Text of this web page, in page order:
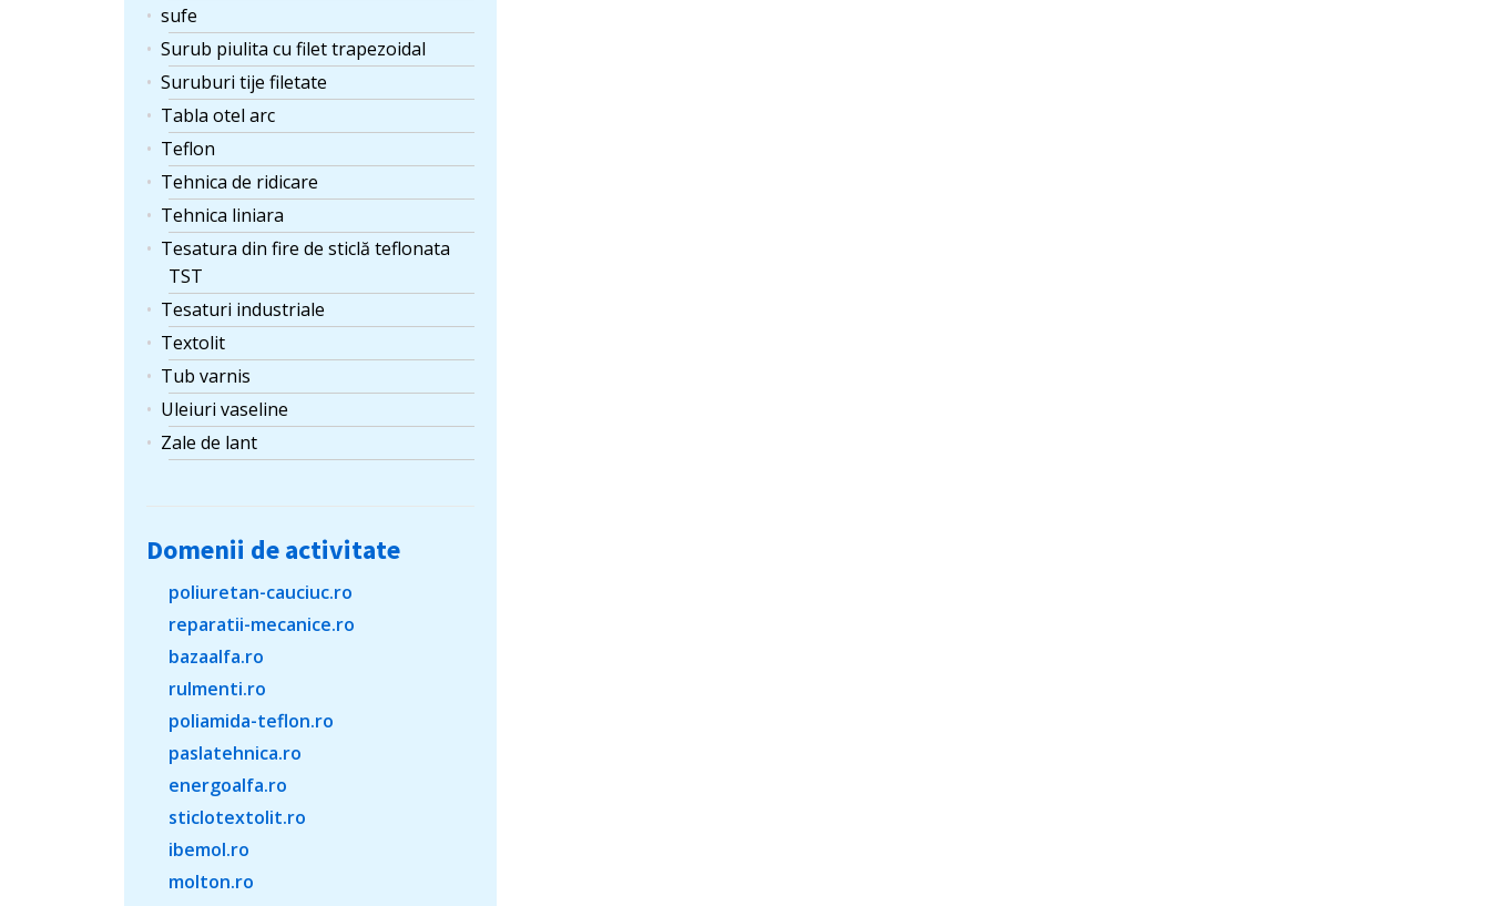
sufe
Surub piulita cu filet trapezoidal
Suruburi tije filetate
Tabla otel arc
Teflon
Tehnica de ridicare
Tehnica liniara
Tesatura din fire de sticlă teflonata
TST
Tesaturi industriale
Textolit
Tub varnis
Uleiuri vaseline
Zale de lant
Domenii de activitate
poliuretan-cauciuc.ro
reparatii-mecanice.ro
bazaalfa.ro
rulmenti.ro
poliamida-teflon.ro
paslatehnica.ro
energoalfa.ro
sticlotextolit.ro
ibemol.ro
molton.ro